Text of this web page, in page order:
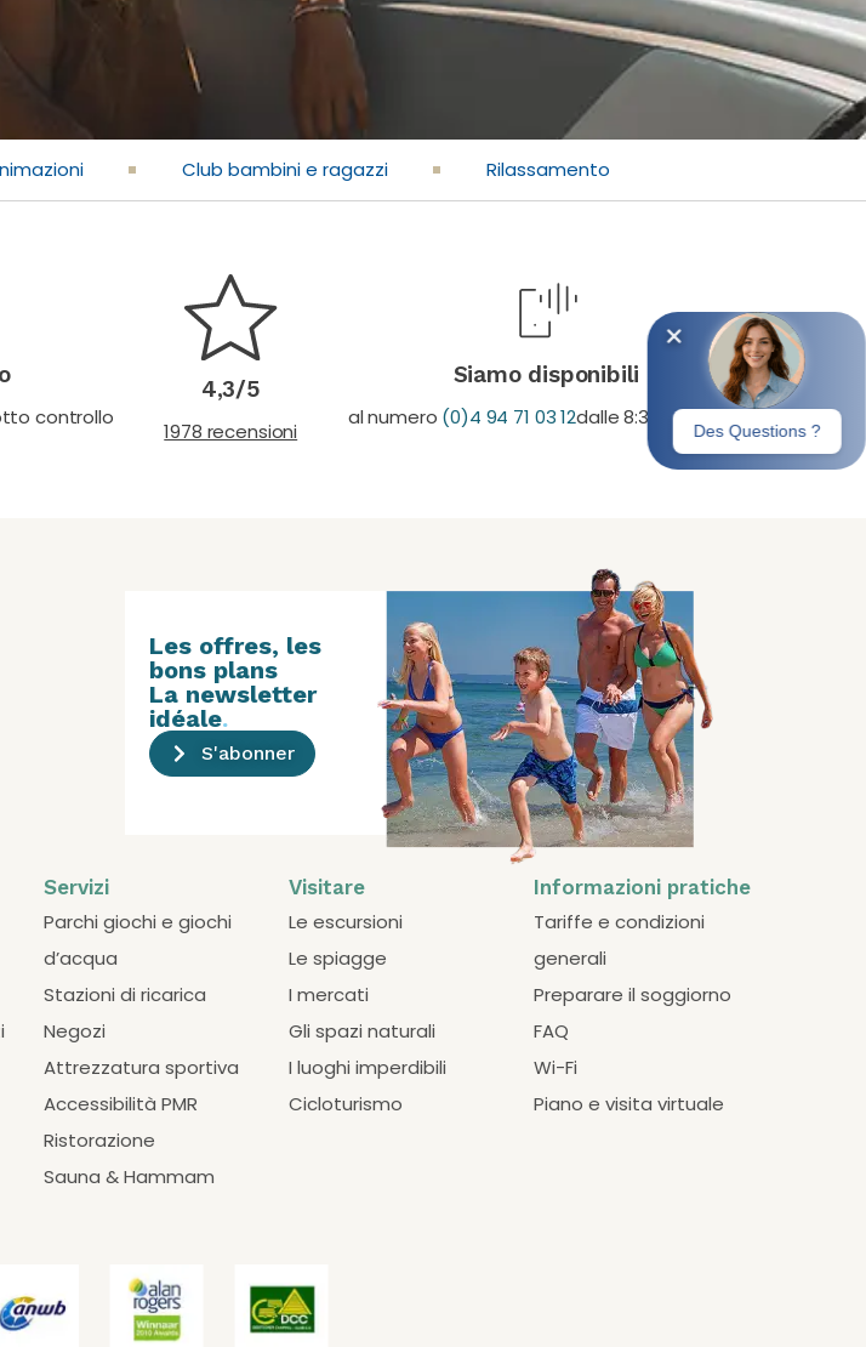
Club bambini e ragazzi Rilassamento
controllo
4,3/5
1978 recensioni
Siamo disponibili
al numero (0)4 94 71 03 12dalle 8:30 alle 19:30.
Les offres, les
bons plans
La newsletter
idéale.
S'abonner
Servizi
Parchi giochi e giochi
d’acqua
Stazioni di ricarica
Negozi
Attrezzatura sportiva
Accessibilità PMR
Ristorazione
Sauna & Hammam
Visitare
Le escursioni
Le spiagge
I mercati
Gli spazi naturali
I luoghi imperdibili
Cicloturismo
Informazioni pratiche
Tariffe e condizioni
generali
Preparare il soggiorno
FAQ
Wi-Fi
Piano e visita virtuale